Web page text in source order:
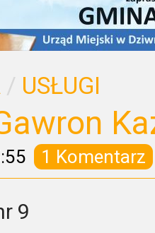
/ USŁUGI
1 Komentarz
9